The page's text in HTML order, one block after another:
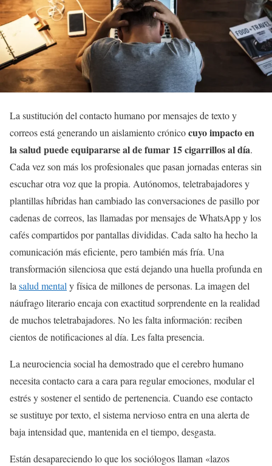
La sustitución del contacto humano por mensajes de texto y
correos está generando un aislamiento crónicocuyo impacto en
la salud puede equipararse al de fumar 15 cigarrillos al día.
Cada vez son más los profesionales que pasan jornadas enteras sin
escuchar otra voz que la propia. Autónomos, teletrabajadores y
plantillas híbridas han cambiado las conversaciones de pasillo por
cadenas de correos, las llamadas por mensajes de WhatsApp y los
cafés compartidos por pantallas divididas. Cada salto ha hecho la
comunicación más eficiente, pero también más fría. Una
transformación silenciosa que está dejando una huella profunda en
lasalud mentaly física de millones de personas. La imagen del
náufrago literario encaja con exactitud sorprendente en la realidad
de muchos teletrabajadores. No les falta información: reciben
cientos de notificaciones al día. Les falta presencia.
La neurociencia social ha demostrado que el cerebro humano
necesita contacto cara a cara para regular emociones, modular el
estrés y sostener el sentido de pertenencia. Cuando ese contacto
se sustituye por texto, el sistema nervioso entra en una alerta de
baja intensidad que, mantenida en el tiempo, desgasta.
Están desapareciendo lo que los sociólogos llaman «lazos